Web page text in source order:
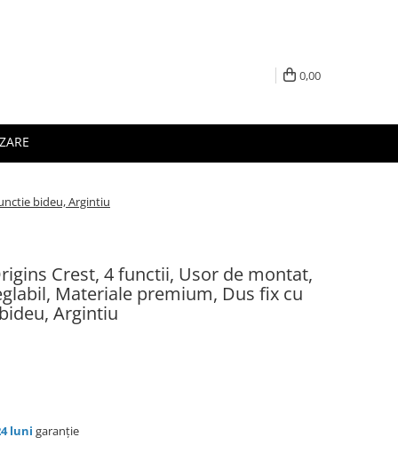
0,00
bideu, Argintiu
Crest, 4 functii, Usor de montat,
Materiale premium, Dus fix cu
Argintiu
luni garanție